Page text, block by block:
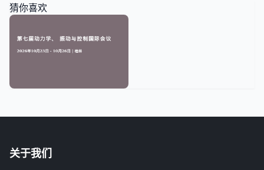
猜你喜欢
关于我们